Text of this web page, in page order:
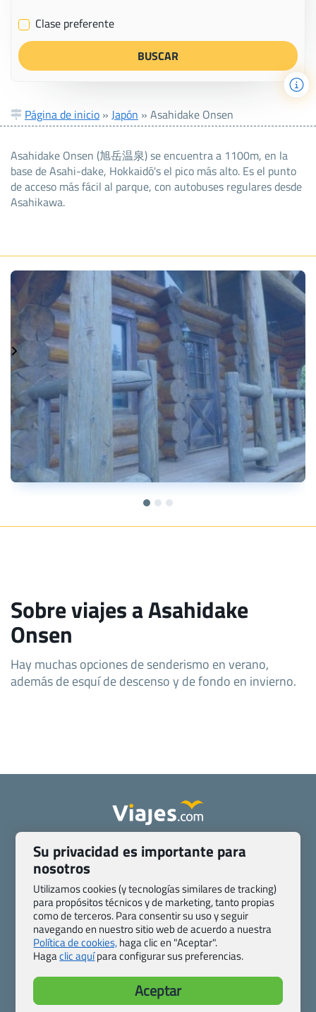
✔ Clase preferente
Página de inicio » Japón » Asahidake Onsen
Asahidake Onsen (旭岳温泉) se encuentra a 1100m, en la
base de Asahi-dake, Hokkaidō's el pico más alto. Es el punto
de acceso más fácil al parque, con autobuses regulares desde
Asahikawa.
Sobre viajes a Asahidake
Onsen
Hay muchas opciones de senderismo en verano,
además de esquí de descenso y de fondo en invierno.
Quienes somos
Contacto
Pasaporte, Visado, Salud y otras disposiciones específicas
Blog de Viajes.com
Registro de agencias
Preguntas frecuentes
Condiciones generales
Política de privacidad y cookies
Transparencia
Todas las páginas – sitemap
Viajes.com
Last Minute Express S.L.U.
c/ Drago, CC HLS, Local 13
38660 Miraverde – Adeje
Su privacidad es importante para
nosotros
Utilizamos cookies (y tecnologías similares de tracking)
para propósitos técnicos y de marketing, tanto propias
como de terceros. Para consentir su uso y seguir
navegando en nuestro sitio web de acuerdo a nuestra
Política de cookies,haga clic en "Aceptar".
Hagaclic aquípara configurar sus preferencias.
Aceptar